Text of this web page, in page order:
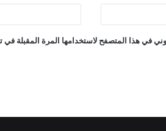
في هذا المتصفح لاستخدامها المرة المقبلة في